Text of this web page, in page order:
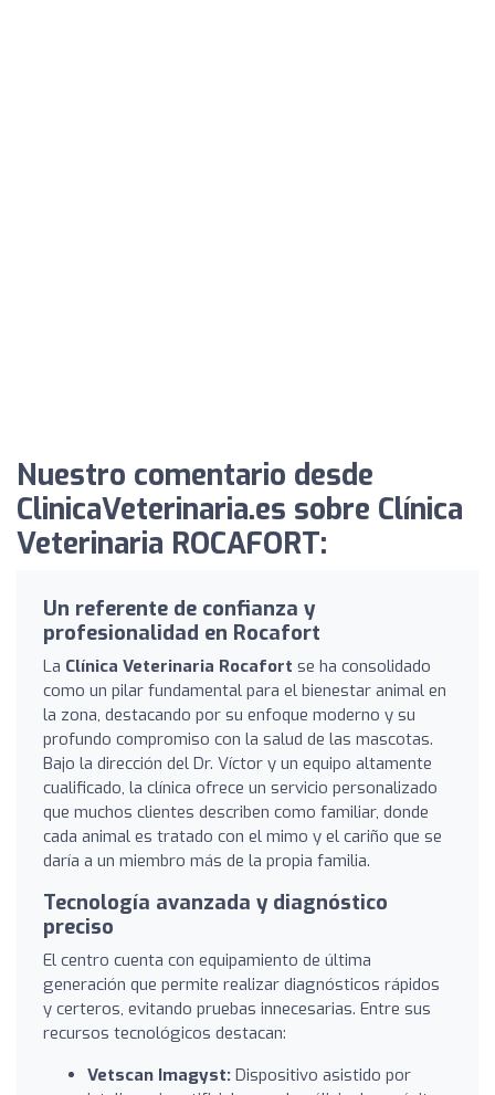
Nuestro comentario desde
ClinicaVeterinaria.es sobre Clínica
Veterinaria ROCAFORT:
Un referente de confianza y
profesionalidad en Rocafort
La Clínica Veterinaria Rocafort se ha consolidado
como un pilar fundamental para el bienestar animal en
la zona, destacando por su enfoque moderno y su
profundo compromiso con la salud de las mascotas.
Bajo la dirección del Dr. Víctor y un equipo altamente
cualificado, la clínica ofrece un servicio personalizado
que muchos clientes describen como familiar, donde
cada animal es tratado con el mimo y el cariño que se
daría a un miembro más de la propia familia.
Tecnología avanzada y diagnóstico
preciso
El centro cuenta con equipamiento de última
generación que permite realizar diagnósticos rápidos
y certeros, evitando pruebas innecesarias. Entre sus
recursos tecnológicos destacan:
Vetscan Imagyst: Dispositivo asistido por